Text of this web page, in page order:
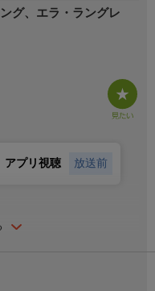
グ、エラ・ラングレ
アプリ視聴 放送前
VJ・小林克也が当時のフ